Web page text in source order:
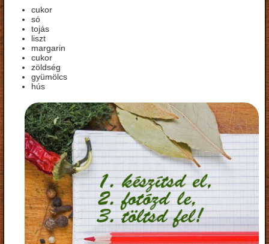
cukor
só
tojás
liszt
margarin
cukor
zöldség
gyümölcs
hús